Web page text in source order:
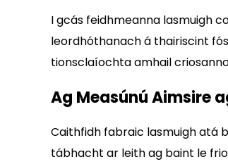
I gcás feidhmeanna lasmuigh
leordhóthanach á thairiscint
tionsclaíochta amhail
Ag Measúnú Aimsire
Caithfidh fabraic lasmuigh atá
tábhacht ar leith ag baint le